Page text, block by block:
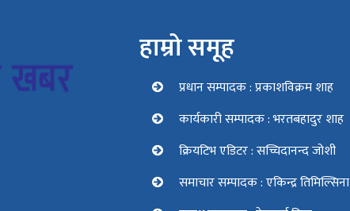
हाम्रो समूह
प्रधान सम्पादक : प्रकाशविक्रम शाह
कार्यकारी सम्पादक : भरतबहादुर शाह
क्रियटिभ एडिटर : सच्चिदानन्द जोशी
समाचार सम्पादक : एकिन्द्र तिमिल्सिना